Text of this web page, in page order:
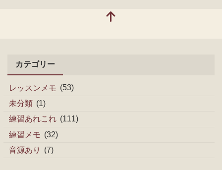
カテゴリー
レッスンメモ (53)
未分類 (1)
練習あれこれ (111)
練習メモ (32)
音源あり
(7)